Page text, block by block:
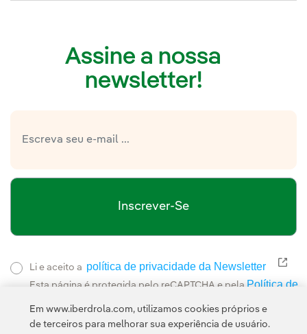
Assine a nossa
newsletter!
Inscrever-Se
Li e aceito a política de privacidade da Newsletter Link
Esta página é protegida pelo reCAPTCHA e pela Política de
Em www.iberdrola.com, utilizamos cookies próprios e
de terceiros para melhorar sua experiência de usuário.